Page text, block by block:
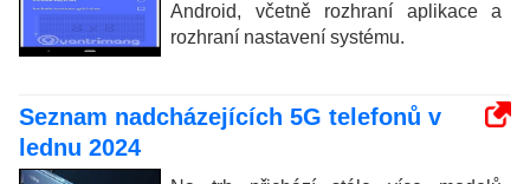
Android, včetně rozhraní aplikace a
rozhraní nastavení systému.
Seznam nadcházejících 5G telefonů v
lednu 2024